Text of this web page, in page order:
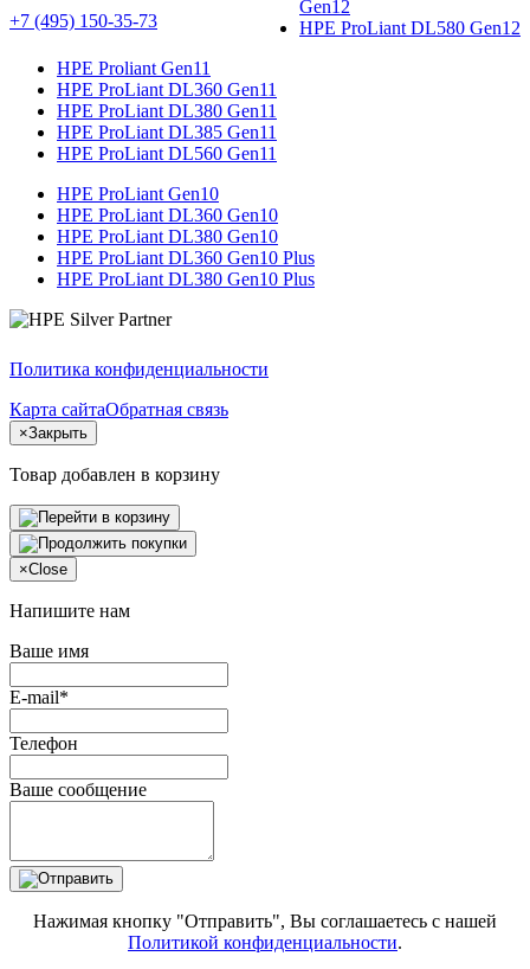
+7 (495) 150-35-73
Gen12
HPE ProLiant DL580 Gen12
HPE Proliant Gen11
HPE ProLiant DL360 Gen11
HPE ProLiant DL380 Gen11
HPE ProLiant DL385 Gen11
HPE ProLiant DL560 Gen11
HPE ProLiant Gen10
HPE ProLiant DL360 Gen10
HPE ProLiant DL380 Gen10
HPE ProLiant DL360 Gen10 Plus
HPE ProLiant DL380 Gen10 Plus
Политика конфиденциальности
Карта сайтаОбратная связь
×Закрыть
Товар добавлен в корзину
×Close
Напишите нам
Ваше имя
E-mail*
Телефон
Ваше сообщение
Нажимая кнопку "Отправить", Вы соглашаетесь с нашей
Политикой конфиденциальности.